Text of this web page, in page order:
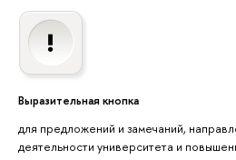
Выразительная кнопка
для предложений и замечаний,
деятельности университета и